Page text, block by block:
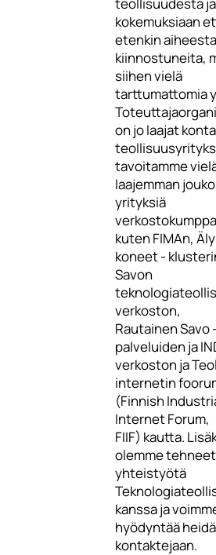
kokemuksiaan
etenkin aiheesta
kiinnostuneita,
siihen vielä
tarttumattomia
on jo laajat
tavoitamme
laajemman
yrityksiä
kuten FIMAn,
koneet -
Savon
verkoston,
Rautainen Savo
palveluiden ja
verkoston ja
internetin
(Finnish
Internet Forum,
FIIF) kautta.
olemme
yhteistyötä
kanssa ja
hyödyntää
kontaktejaan.